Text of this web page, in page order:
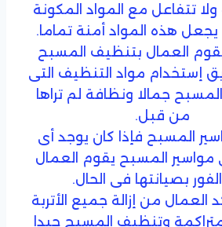
ولا تتفاعل مع المواد المكونة
يجعل هذه المواد أمنة تماما.
العمال بتنظيف المسبح
إستخدام مواد التنظيف التى
جمالا ونظافة لم تراها
من قبل.
المسبح فإذا كان يوجد أى
المسبح يقوم العمال
بصيانتها فى الحال.
العمال من إزالة جميع الأتربة
وتنظيف المسبح جيدا